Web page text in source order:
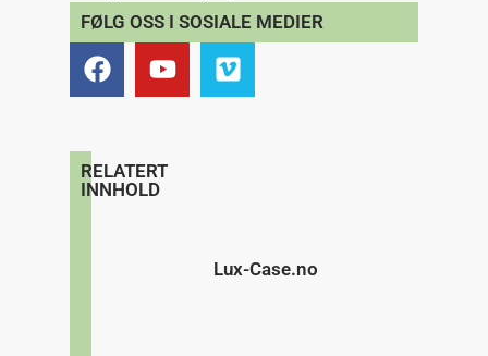
FØLG OSS I SOSIALE MEDIER
RELATERT
INNHOLD
Lux-Case.no